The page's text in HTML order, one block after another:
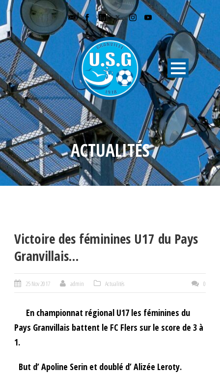
ACTUALITÉS
Victoire des féminines U17 du Pays
Granvillais…
25 Nov 2017 admin Actualités 0
En championnat régional U17 les féminines du
Pays Granvillais battent le FC Flers sur le score de 3 à
1.
But d’ Apoline Serin et doublé d’ Alizée Leroty.